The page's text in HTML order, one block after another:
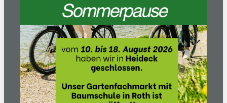
Heckenschere Helion
Teleskop - Mietgerät